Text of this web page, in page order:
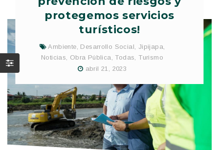
protegemos servicios
turísticos!
Ambiente, Desarrollo Social, Jipijapa,
Noticias, Obra Pública, Todas, Turismo
abril 21, 2023